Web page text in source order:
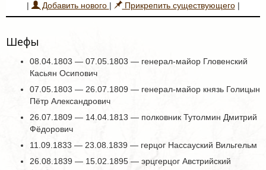
| Добавить нового | Прикрепить существующего|
Шефы
08.04.1803 — 07.05.1803 — генерал-майор Гловенский
Касьян Осипович
07.05.1803 — 26.07.1809 — генерал-майор князь Голицын
Пётр Александрович
26.07.1809 — 14.04.1813 — полковник Тутолмин Дмитрий
Фёдорович
11.09.1833 — 23.08.1839 — герцог Нассауский Вильгельм
26.08.1839 — 15.02.1895 — эрцгерцог Австрийский